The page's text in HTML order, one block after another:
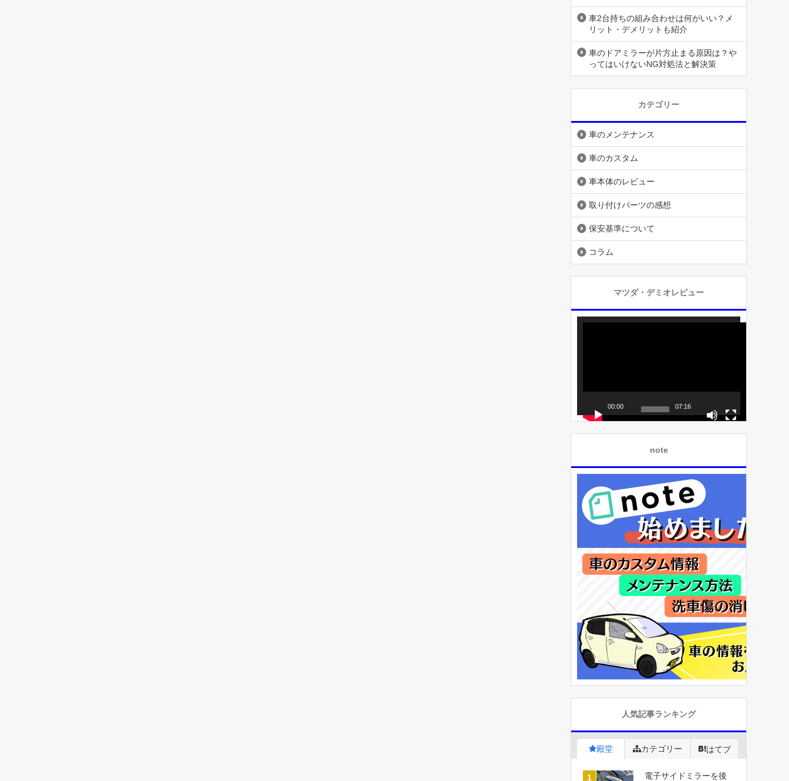
車2台持ちの組み合わせは何がいい？メ
リット・デメリットも紹介
車のドアミラーが片方止まる原因は？や
ってはいけないNG対処法と解決策
カテゴリー
車のメンテナンス
車のカスタム
車本体のレビュー
取り付けパーツの感想
保安基準について
コラム
マツダ・デミオレビュー
動
00:00 07:16
note
人気記事ランキング
殿堂 カテゴリー はてブ
電子サイドミラーを後